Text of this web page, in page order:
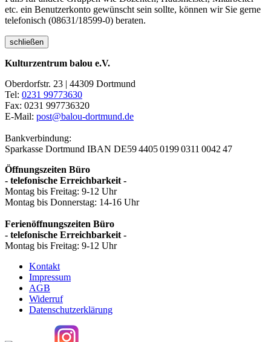
etc. ein Benutzerkonto gewünscht sein sollte, können wir Sie gerne
telefonisch (08631/18599-0) beraten.
schließen
Kulturzentrum balou e.V.
Oberdorfstr. 23 | 44309 Dortmund
Tel: 0231 99773630
Fax: 0231 997736320
E-Mail: post@balou-dortmund.de
Bankverbindung:
Sparkasse Dortmund IBAN DE59 4405 0199 0311 0042 47
Öffnungszeiten Büro
- telefonische Erreichbarkeit -
Montag bis Freitag: 9-12 Uhr
Montag bis Donnerstag: 14-16 Uhr
Ferienöffnungszeiten Büro
- telefonische Erreichbarkeit -
Montag bis Freitag: 9-12 Uhr
Kontakt
Impressum
AGB
Widerruf
Datenschutzerklärung